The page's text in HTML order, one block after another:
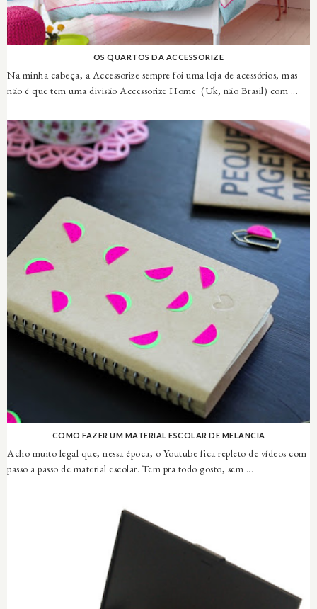
OS QUARTOS DA ACCESSORIZE
Na minha cabeça, a Accessorize sempre foi uma loja de acessórios, mas
não é que tem uma divisão Accessorize Home (Uk, não Brasil) com ...
COMO FAZER UM MATERIAL ESCOLAR DE MELANCIA
Acho muito legal que, nessa época, o Youtube fica repleto de vídeos com
passo a passo de material escolar. Tem pra todo gosto, sem ...